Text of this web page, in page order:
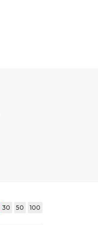
30 50 100